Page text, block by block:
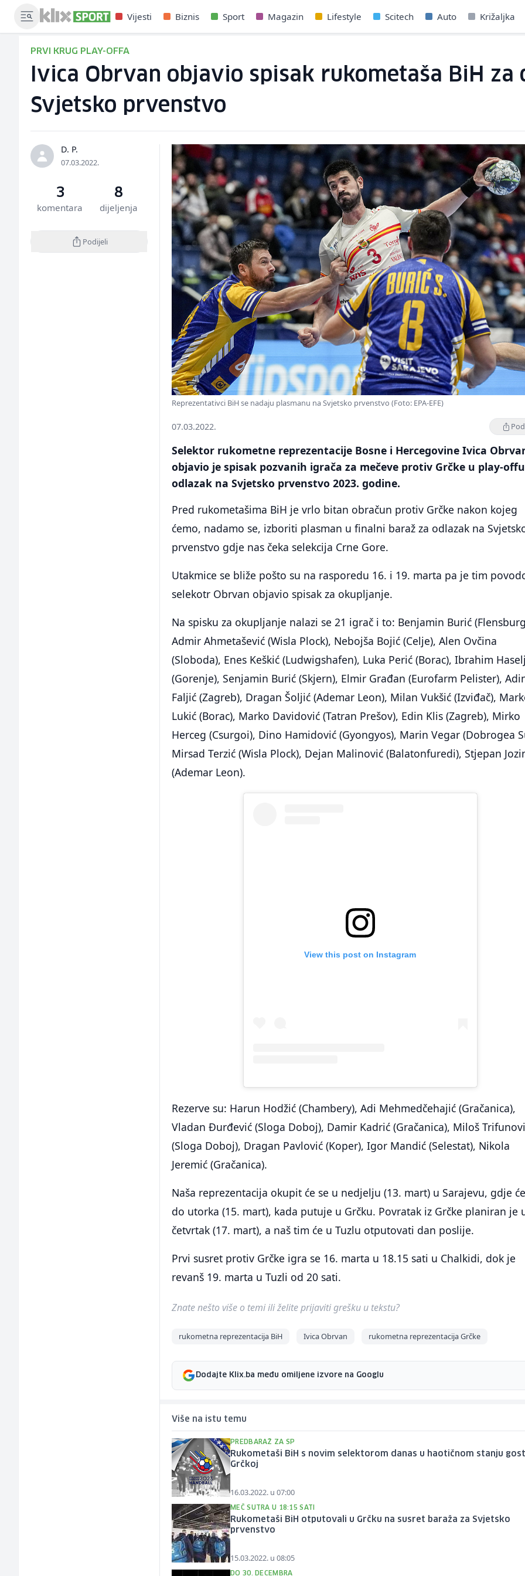
Vijesti Biznis Sport Magazin Lifestyle Scitech Auto Križaljka
PRVI KRUG PLAY-OFFA
Ivica Obrvan objavio spisak rukometaša BiH za
Svjetsko prvenstvo
D. P.
07.03.2022.
3
komentara
8
dijeljenja
Podijeli
Reprezentativci BiH se nadaju plasmanu na Svjetsko prvenstvo (Foto: EPA-EFE)
07.03.2022.
Selektor rukometne reprezentacije Bosne i Hercegovine Ivica
objavio je spisak pozvanih igrača za mečeve protiv Grčke u play-
odlazak na Svjetsko prvenstvo 2023. godine.
Pred rukometašima BiH je vrlo bitan obračun protiv Grčke nakon kojeg
ćemo, nadamo se, izboriti plasman u finalni baraž za odlazak na
prvenstvo gdje nas čeka selekcija Crne Gore.
Utakmice se bliže pošto su na rasporedu 16. i 19. marta pa je tim
selekotr Obrvan objavio spisak za okupljanje.
Na spisku za okupljanje nalazi se 21 igrač i to: Benjamin Burić
Admir Ahmetašević (Wisla Plock), Nebojša Bojić (Celje), Alen Ovčina
(Sloboda), Enes Keškić (Ludwigshafen), Luka Perić (Borac), Ibrahim
(Gorenje), Senjamin Burić (Skjern), Elmir Građan (Eurofarm Pelister),
Faljić (Zagreb), Dragan Šoljić (Ademar Leon), Milan Vukšić (Izviđač),
Lukić (Borac), Marko Davidović (Tatran Prešov), Edin Klis (Zagreb), Mirko
Herceg (Csurgoi), Dino Hamidović (Gyongyos), Marin Vegar (Dobrogea
Mirsad Terzić (Wisla Plock), Dejan Malinović (Balatonfuredi), Stjepan
(Ademar Leon).
View this post on Instagram
Rezerve su: Harun Hodžić (Chambery), Adi Mehmedčehajić (Gračanica),
Vladan Đurđević (Sloga Doboj), Damir Kadrić (Gračanica), Miloš
(Sloga Doboj), Dragan Pavlović (Koper), Igor Mandić (Selestat), Nikola
Jeremić (Gračanica).
Naša reprezentacija okupit će se u nedjelju (13. mart) u Sarajevu, gdje
do utorka (15. mart), kada putuje u Grčku. Povratak iz Grčke planiran je
četvrtak (17. mart), a naš tim će u Tuzlu otputovati dan poslije.
Prvi susret protiv Grčke igra se 16. marta u 18.15 sati u Chalkidi, dok je
revanš 19. marta u Tuzli od 20 sati.
Znate nešto više o temi ili želite prijaviti grešku u tekstu?
rukometna reprezentacija BiH Ivica Obrvan rukometna reprezentacija Grčke
Dodajte Klix.ba među omiljene izvore na Googlu
Više na istu temu
PREDBARAŽ ZA SP
Rukometaši BiH s novim selektorom danas u haotičnom stanju
Grčkoj
16.03.2022. u 07:00
MEČ SUTRA U 18:15 SATI
Rukometaši BiH otputovali u Grčku na susret baraža za Svjetsko
prvenstvo
15.03.2022. u 08:05
DO 30. DECEMBRA